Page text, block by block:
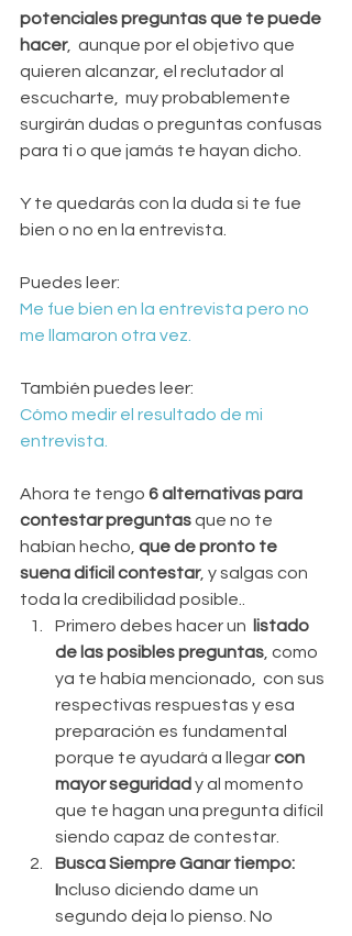
potenciales preguntas que te puede
hacer,  aunque por el objetivo que
quieren alcanzar, el reclutador al
escucharte,  muy probablemente
surgirán dudas o preguntas confusas
para ti o que jamás te hayan dicho.
Y te quedarás con la duda si te fue
bien o no en la entrevista.
Puedes leer:
Me fue bien en la entrevista pero no
me llamaron otra vez.
También puedes leer:
Cómo medir el resultado de mi
entrevista.
Ahora te tengo 6 alternativas para
contestar preguntas que no te
habían hecho, que de pronto te
suena dificil contestar, y salgas con
toda la credibilidad posible..
Primero debes hacer un
listado
de las posibles preguntas , como
ya te había mencionado,  con sus
respectivas respuestas y esa
preparación es fundamental
porque te ayudará a llegar con
mayor seguridad y al momento
que te hagan una pregunta difícil
siendo capaz de contestar.
Busca Siempre Ganar tiempo:
Incluso diciendo dame un
segundo deja lo pienso. No